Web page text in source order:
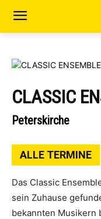
CLASSIC
Peterskirche
ALLE TERMINE
Das Classic
sein Zuhause
bekannten Musikern